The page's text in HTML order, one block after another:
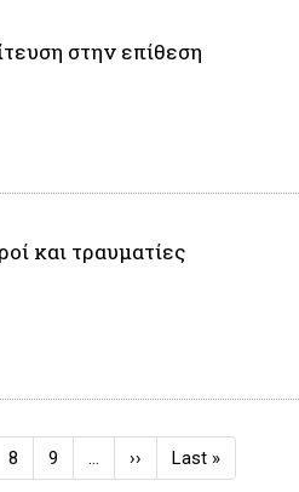
στην επίθεση
και τραυματίες
Σελίδα
8 Σελίδα
9 …
Next
page
››
Last
page
Last »